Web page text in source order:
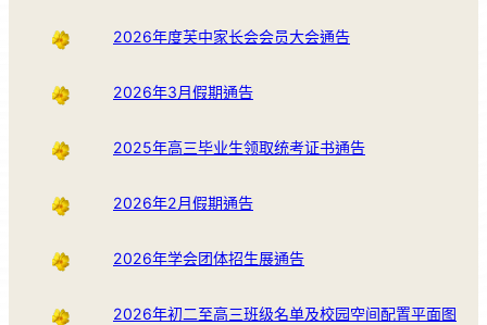
2026年度芙中家长会会员大会通告
2026年3月假期通告
2025年高三毕业生领取统考证书通告
2026年2月假期通告
2026年学会团体招生展通告
2026年初二至高三班级名单及校园空间配置平面图